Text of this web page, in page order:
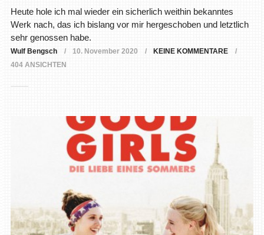
Heute hole ich mal wieder ein sicherlich weithin bekanntes
Werk nach, das ich bislang vor mir hergeschoben und letztlich
sehr genossen habe.
Wulf Bengsch 10. November 2020
KEINE KOMMENTARE
404 ANSICHTEN